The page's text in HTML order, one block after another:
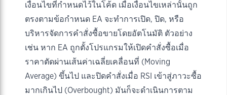
เงื่อนไขที่กำหนดไว้ในโค้ด เมื่อเงื่อนไขเหล่านั้นถูก
ตรงตามข้อกำหนด EA จะทำการเปิด, ปิด, หรือ
บริหารจัดการคำสั่งซื้อขายโดยอัตโนมัติ ตัวอย่าง
เช่น หาก EA ถูกตั้งโปรแกรมให้เปิดคำสั่งซื้อเมื่อ
ราคาตัดผ่านเส้นค่าเฉลี่ยเคลื่อนที่ (Moving
Average) ขึ้นไป และปิดคำสั่งเมื่อ RSI เข้าสู่ภาวะซื้อ
มากเกินไป (Overbought) มันก็จะดำเนินการตาม